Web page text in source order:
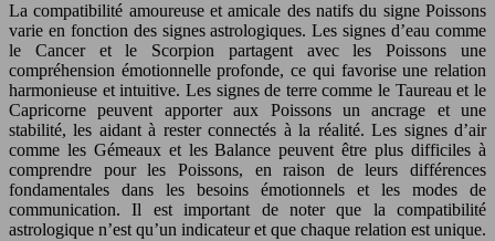
La compatibilité amoureuse et amicale des natifs du signe Poissons
varie en fonction des signes astrologiques. Les signes d’eau comme
le Cancer et le Scorpion partagent avec les Poissons une
compréhension émotionnelle profonde, ce qui favorise une relation
harmonieuse et intuitive. Les signes de terre comme le Taureau et le
Capricorne peuvent apporter aux Poissons un ancrage et une
stabilité, les aidant à rester connectés à la réalité. Les signes d’air
comme les Gémeaux et les Balance peuvent être plus difficiles à
comprendre pour les Poissons, en raison de leurs différences
fondamentales dans les besoins émotionnels et les modes de
communication. Il est important de noter que la compatibilité
astrologique n’est qu’un indicateur et que chaque relation est unique.